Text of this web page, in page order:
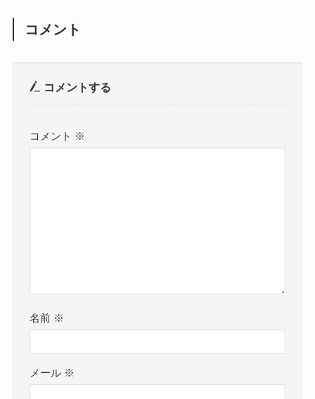
コメント
コメントする
コメント ※
名前 ※
メール ※